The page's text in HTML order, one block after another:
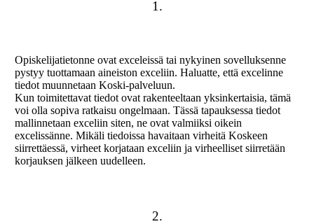
1.
Opiskelijatietonne ovat exceleissä tai nykyinen sovelluksenne
pystyy tuottamaan aineiston exceliin. Haluatte, että excelinne
tiedot muunnetaan Koski-palveluun.
Kun toimitettavat tiedot ovat rakenteeltaan yksinkertaisia, tämä
voi olla sopiva ratkaisu ongelmaan. Tässä tapauksessa tiedot
mallinnetaan exceliin siten, ne ovat valmiiksi oikein
excelissänne. Mikäli tiedoissa havaitaan virheitä Koskeen
siirrettäessä, virheet korjataan exceliin ja virheelliset siirretään
korjauksen jälkeen uudelleen.
2.